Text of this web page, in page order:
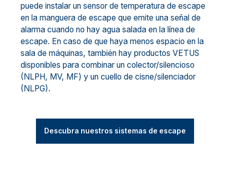
puede instalar un sensor de temperatura de escape
en la manguera de escape que emite una señal de
alarma cuando no hay agua salada en la línea de
escape. En caso de que haya menos espacio en la
sala de máquinas, también hay productos VETUS
disponibles para combinar un colector/silencioso
(NLPH, MV, MF) y un cuello de cisne/silenciador
(NLPG).
Descubra nuestros sistemas de escape